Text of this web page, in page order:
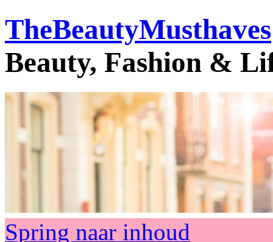
TheBeautyMusthaves
Beauty, Fashion &
Spring naar inhoud